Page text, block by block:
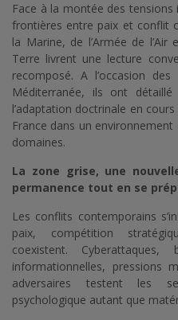
Face à la montée des tensions
frontières entre paix et conflit
la Marine, de l’Armée de l’Air
Terre livrent une lecture
recomposé. A l’occasion
Méditerranée, ils ont
l’adaptation doctrinale en
France dans un
domaines.
La zone grise, une
permanence tout en se
Les conflits contemporains
paix, compétition
coexistent. Cyberattaques,
informationnelles, pressions
adversaires testent les
psychologique autant que